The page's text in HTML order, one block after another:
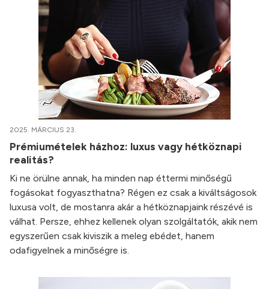
2025. MÁRCIUS 23.
Prémiumételek házhoz: luxus vagy hétköznapi
realitás?
Ki ne örülne annak, ha minden nap éttermi minőségű
fogásokat fogyaszthatna? Régen ez csak a kiváltságosok
luxusa volt, de mostanra akár a hétköznapjaink részévé is
válhat. Persze, ehhez kellenek olyan szolgáltatók, akik nem
egyszerűen csak kiviszik a meleg ebédet, hanem
odafigyelnek a minőségre is.